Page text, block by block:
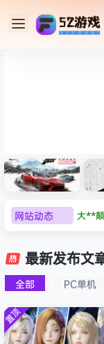
Light ）免
速：地平
线
6（Forza
Horizon
6）免安装
中文版
c
网站动态 大**颠
欢迎
欢迎
欢迎有
欢迎
欢迎
最新发布文
全部 PC单机
置顶